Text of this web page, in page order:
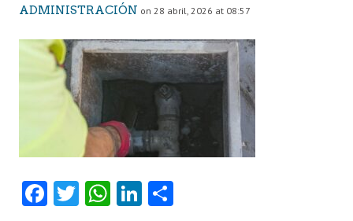
ADMINISTRACIÓN on 28 abril, 2026 at 08:57
Fa T W Li